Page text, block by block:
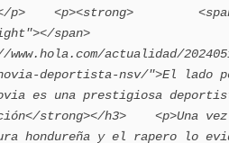
p>    <p><strong>
span>
actualidad/
deportista-nsv/">El lado
es una prestigiosa
strong></h3>    <p>Una
hondureña y el rapero lo